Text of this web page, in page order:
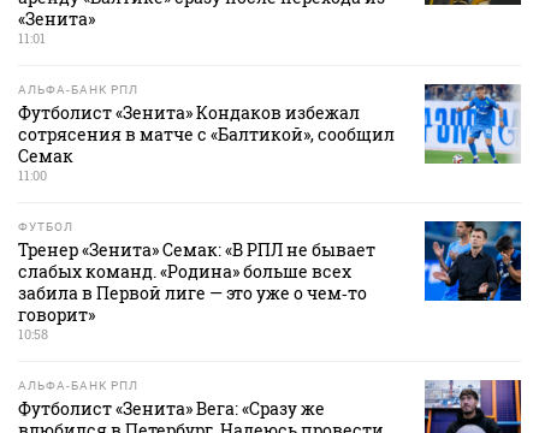
«Зенита»
11:01
АЛЬФА-БАНК РПЛ
Футболист «Зенита» Кондаков избежал
сотрясения в матче с «Балтикой», сообщил
Семак
11:00
ФУТБОЛ
Тренер «Зенита» Семак: «В РПЛ не бывает
слабых команд. «Родина» больше всех
забила в Первой лиге — это уже о чем‑то
говорит»
10:58
АЛЬФА-БАНК РПЛ
Футболист «Зенита» Вега: «Сразу же